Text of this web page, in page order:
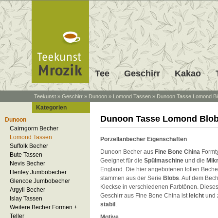
Tee Geschirr Kakao
Teekunst » Geschirr » Dunoon » Lomond Tassen » Dunoon Tasse Lomond
Kategorien
Dunoon
Cairngorm Becher
Lomond Tassen
Suffolk Becher
Bute Tassen
Nevis Becher
Henley Jumbobecher
Glencoe Jumbobecher
Argyll Becher
Islay Tassen
Weitere Becher Formen +
Teller
Dunoon Tasse Lomond
Porzellanbecher Eigenschaften
Dunoon Becher aus Fine Bone China
Geeignet für die Spülmaschine und die
England. Die hier angebotenen tollen
stammen aus der Serie Blobs. Auf dem
Kleckse in verschiedenen Farbtönen.
Geschirr aus Fine Bone China ist leicht und
stabil .